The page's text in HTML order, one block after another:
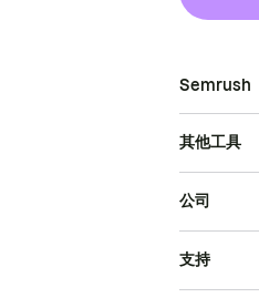
Semrush
其他工具
公司
支持